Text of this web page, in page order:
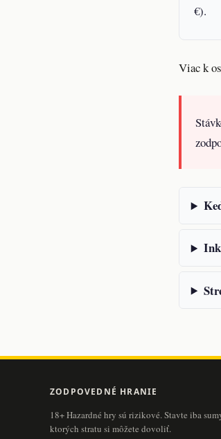
€).
Viac k
ZODPOVEDNÉ HRANIE
18+ Hazardné hry sú rizikové. Stavte iba
ktorých stratu si môžete dovoliť.